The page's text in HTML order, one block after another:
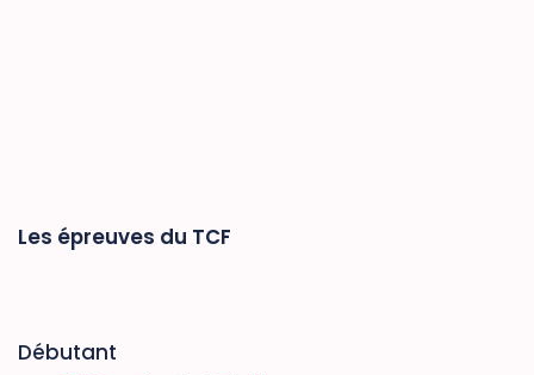
Les épreuves du TCF
Débutant